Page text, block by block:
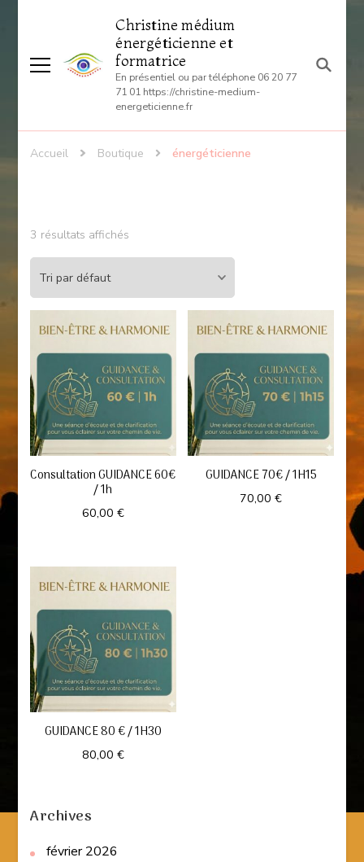
Christine médium
énergéticienne et
formatrice
En présentiel ou par téléphone 06 20 77
71 01 https://christine-medium-
energeticienne.fr
Accueil Boutique énergéticienne
3 résultats affichés
Consultation GUIDANCE 60€
/ 1h
60,00 €
GUIDANCE 70€ / 1H15
70,00€
GUIDANCE 80 € / 1H30
80,00 €
Archives
février 2026